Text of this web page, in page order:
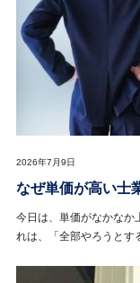
2026年7月9日
なぜ単価が高い士
今日は、単価がなかなか
れは、「全部やろうとす